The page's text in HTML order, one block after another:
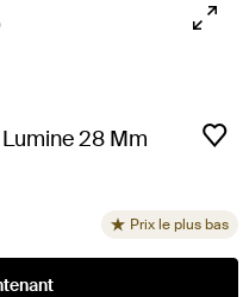
28 Mm
Prix le plus bas